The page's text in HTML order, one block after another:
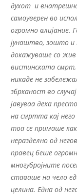
духот и
самоуверен во
огромно влијание.
јунаштво, зошто
докажуваше со жив
вистинската смрт,
никаде не
збрканост во
јавуваа дека
на смртта кај
тоа се примаше
неразделно од
правец беше
многубројните
ставаше на чело
целина. Една од